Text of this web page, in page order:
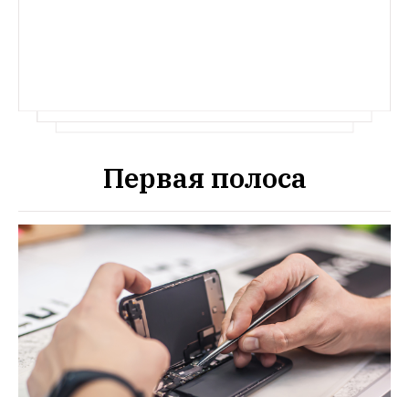
Первая полоса